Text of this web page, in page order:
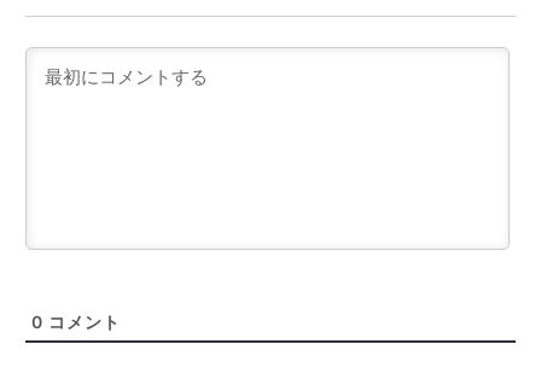
0 コメント